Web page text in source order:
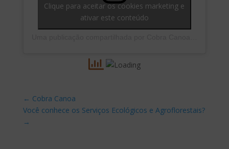
Clique para aceitar os cookies marketing e
ativar este conteúdo
← Cobra Canoa
Você conhece os Serviços Ecológicos e Agroflorestais?
→